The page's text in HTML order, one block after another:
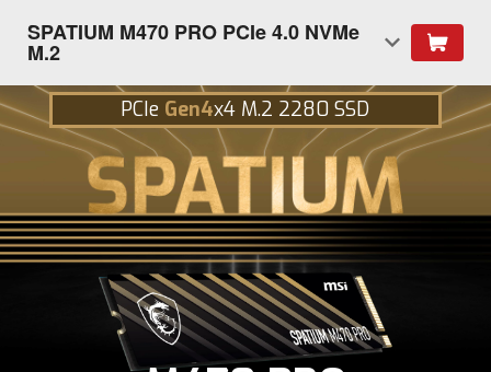
SPATIUM M470 PRO PCIe 4.0 NVMe
M.2
PCIe Gen4x4 M.2 2280 SSD